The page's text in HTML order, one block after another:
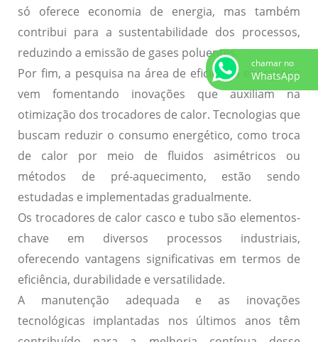
só oferece economia de energia, mas também
contribui para a sustentabilidade dos processos,
reduzindo a emissão de gases poluentes.
Por fim, a pesquisa na área de eficiência energética
vem fomentando inovações que auxiliam na
otimização dos trocadores de calor. Tecnologias que
buscam reduzir o consumo energético, como troca
de calor por meio de fluidos asimétricos ou
métodos de pré-aquecimento, estão sendo
estudadas e implementadas gradualmente.
Os trocadores de calor casco e tubo são elementos-
chave em diversos processos industriais,
oferecendo vantagens significativas em termos de
eficiência, durabilidade e versatilidade.
A manutenção adequada e as inovações
tecnológicas implantadas nos últimos anos têm
chamar no
WhatsApp